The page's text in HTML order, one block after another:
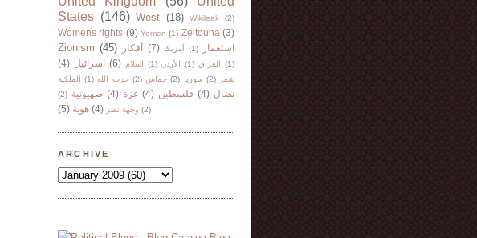
States (146) West (18) Wikileak (2)
Womens rights (9) Yemen (1) Zeitouna (3)
Zionism (45) أفكار (7) أمريكا (1)
استعمار
(4) اسرائيل (6) اسلام (1) الأردن (1) العراق
(1)
الملكية
(1) حزب الله (2) حماس (2) سوريا (2)
شعر
(2) صهيونية (4) غزة (4) فلسطين (4) نضال
(5) هوية (4) وجهة نظر (2)
ARCHIVE